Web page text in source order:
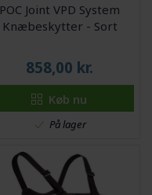
POC Joint VPD System
Knæbeskytter - Sort
858,00 kr.
Køb nu
På lager